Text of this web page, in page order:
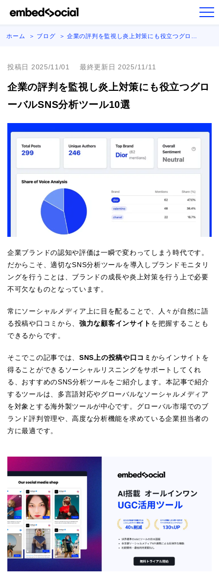
ホーム ブログ 企業の評判を監視し炎上対策にも役立つグロ…
投稿日 2025/11/01 最終更新日 2025/11/11
企業の評判を監視し炎上対策にも役立つグロ
ーバルSNS分析ツール10選
企業ブランドの認知や評価は一瞬で変わってしまう時代です。
だからこそ、適切なSNS分析ツールを導入しブランドモニタリ
ングを行うことは、ブランドの成長や炎上対策を行う上で必要
不可欠なものとなっています。
常にソーシャルメディア上に目を配ることで、人々が自然に語
る投稿や口コミから、 強力な顧客インサイト を把握することも
できるからです。
そこでこの記事では、 SNS上の投稿や口コミ からインサイトを
得ることができるソーシャルリスニングをサポートしてくれ
る、おすすめのSNS分析ツールをご紹介します。本記事で紹介
するツールは、多言語対応やグローバルなソーシャルメディア
を対象とする海外製ツールが中心です。グローバル市場でのブ
ランド評判管理や、高度な分析機能を求めている企業担当者の
方に最適です。